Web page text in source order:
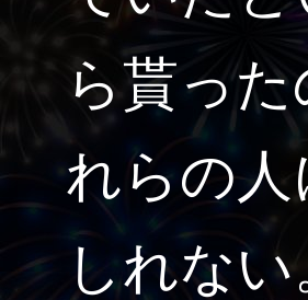
ら貰っ
れらの
しれな